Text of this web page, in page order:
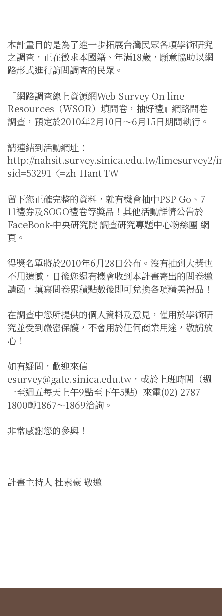
本計畫目的是為了進一步拓展台灣民眾各項學術研究
之調查，正在徵求本國籍、年滿18歲，願意協助以網
路形式進行訪問調查的民眾。
『網路調查線上資源網Web Survey On-line
Resources（WSOR）填問卷，抽好禮』網路問卷
調查，預定於2010年2月10日～6月15日期間執行。
請連結到活動網址：
http://nahsit.survey.sinica.edu.tw/limesurvey2/
sid=53291〈=zh-Hant-TW
留下您正確完整的資料，就有機會抽中PSP Go、7-
11禮券及SOGO禮卷等獎品！其他活動詳情公告於
FaceBook-中央研究院 調查研究專題中心粉絲團 網
頁。
得獎名單將於2010年6月28日公布。沒有抽到大獎也
不用遺憾，日後您還有機會收到本計畫寄出的問卷邀
請函，填寫問卷累積點數後即可兌換各項精美禮品！
在調查中您所提供的個人資料及意見，僅用於學術研
究並受到嚴密保護，不會用於任何商業用途，敬請放
心！
如有疑問，歡迎來信
esurvey@gate.sinica.edu.tw，或於上班時間（週
一至週五每天上午9點至下午5點）來電(02) 2787-
1800轉1867～1869洽詢。
非常感謝您的參與！
計畫主持人 杜素豪 敬邀